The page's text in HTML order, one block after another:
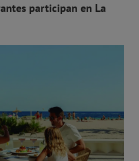
participan en La